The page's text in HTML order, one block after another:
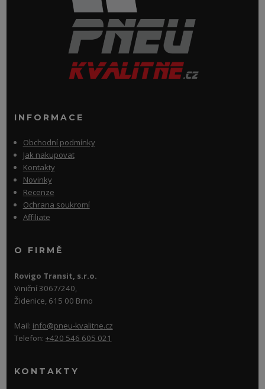
INFORMACE
Obchodní podmínky
Jak nakupovat
Kontakty
Novinky
Recenze
Ochrana soukromí
Affiliate
O FIRMĚ
Rovigo Transit, s.r.o.
Viniční 3067/240,
Židenice, 615 00 Brno
Mail: info@pneu-kvalitne.cz
Telefon: +420 546 605 021
KONTAKTY